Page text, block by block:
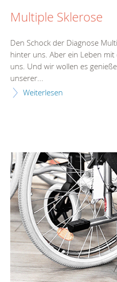
Multiple Sklerose
Den Schock der Diagnose
hinter uns. Aber ein Leben
uns. Und wir wollen es
unserer...
Weiterlesen